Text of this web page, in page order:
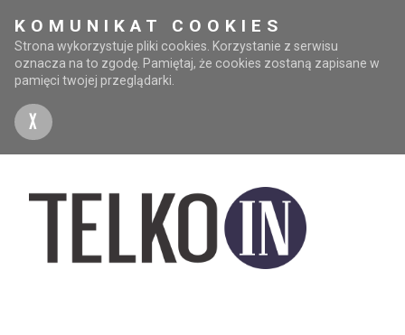
KOMUNIKAT COOKIES
Strona wykorzystuje pliki cookies. Korzystanie z serwisu
oznacza na to zgodę. Pamiętaj, że cookies zostaną zapisane w
pamięci twojej przeglądarki.
X